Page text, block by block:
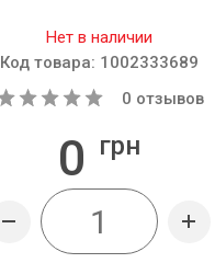
Нет в наличии
Код товара: 1002333689
0 отзывов
0 грн